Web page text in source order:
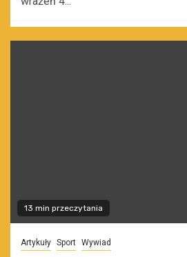
13 min przeczytania
Artykuły Sport Wywiad